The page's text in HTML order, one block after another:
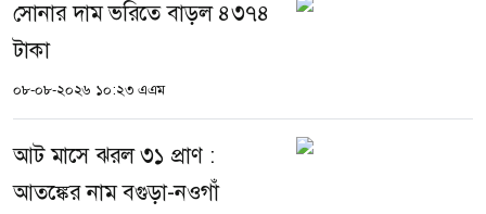
সোনার দাম ভরিতে বাড়ল ৪৩৭৪
টাকা
০৮-০৮-২০২৬ ১০:২৩ এএম
আট মাসে ঝরল ৩১ প্রাণ :
আতঙ্কের নাম বগুড়া-নওগাঁ